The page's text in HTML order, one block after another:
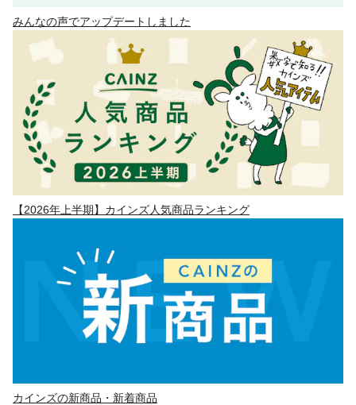
みんなの声でアップデートしました
【2026年上半期】カインズ人気商品ランキング
カインズの新商品・新着商品